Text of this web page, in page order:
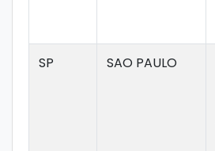
SP SAO PAULO